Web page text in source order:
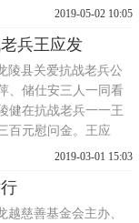
治，现只能作保守和
。4月30日(今天)下
愿者一行5人从办公室
2019-05-02 10:05
兵王应发
陵县关爱抗战老兵公
、储仕安三人一同看
健在抗战老兵一一王
百元慰问金。王应
。1943年被抽壮丁加
经跟随部队转战广西
庆，一九四九年在四
2019-03-01 15:03
越慈善基金会主办、